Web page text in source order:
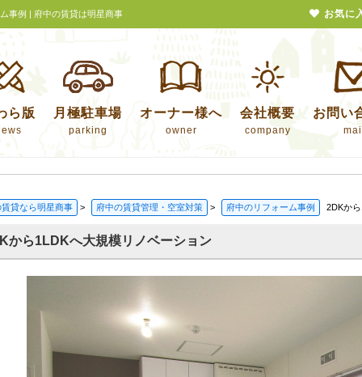
事例 | 府中の賃貸は明星商事
ら版 月極駐車場
parking
オーナー様へ
owner
会社概要
company
お問い
貸なら明星商事 > 府中の賃貸管理・空室対策 > 府中のリフォーム事例 2DKか
から1LDKへ大規模リノベーション
お気に